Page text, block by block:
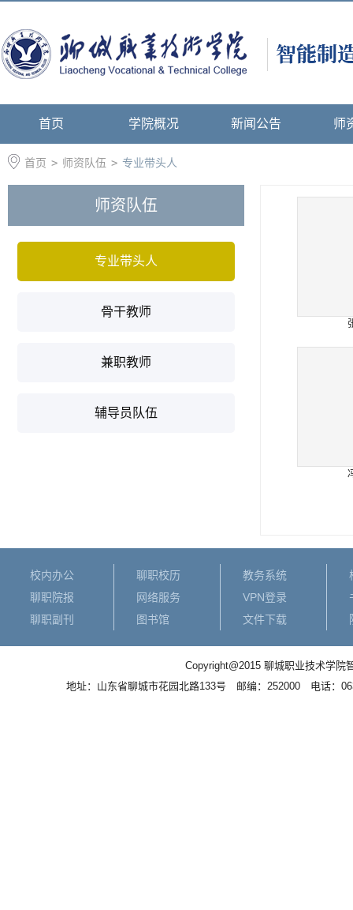
首页 学院概况 新闻公告 师
首页 > 师资队伍 > 专业带头人
师资队伍
专业带头人
骨干教师
兼职教师
辅导员队伍
校内办公
聊职院报
聊职副刊
聊职校历
网络服务
图书馆
教务系统
VPN登录
文件下载
Copyright@2015 聊城职业技术学
地址：山东省聊城市花园北路133号 邮编：252000 电话：